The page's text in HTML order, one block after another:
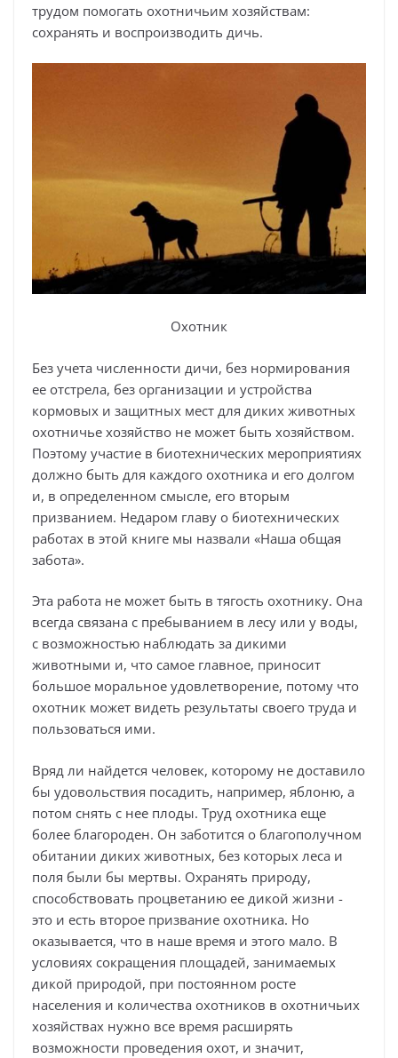
трудом помогать охотничьим хозяйствам:
сохранять и воспроизводить дичь.
Охотник
Без учета численности дичи, без нормирования
ее отстрела, без организации и устройства
кормовых и защитных мест для диких животных
охотничье хозяйство не может быть хозяйством.
Поэтому участие в биотехнических мероприятиях
должно быть для каждого охотника и его долгом
и, в определенном смысле, его вторым
призванием. Недаром главу о биотехнических
работах в этой книге мы назвали «Наша общая
забота».
Эта работа не может быть в тягость охотнику. Она
всегда связана с пребыванием в лесу или у воды,
с возможностью наблюдать за дикими
животными и, что самое главное, приносит
большое моральное удовлетворение, потому что
охотник может видеть результаты своего труда и
пользоваться ими.
Вряд ли найдется человек, которому не доставило
бы удовольствия посадить, например, яблоню, а
потом снять с нее плоды. Труд охотника еще
более благороден. Он заботится о благополучном
обитании диких животных, без которых леса и
поля были бы мертвы. Охранять природу,
способствовать процветанию ее дикой жизни -
это и есть второе призвание охотника. Но
оказывается, что в наше время и этого мало. В
условиях сокращения площадей, занимаемых
дикой природой, при постоянном росте
населения и количества охотников в охотничьих
хозяйствах нужно все время расширять
возможности проведения охот, и значит,